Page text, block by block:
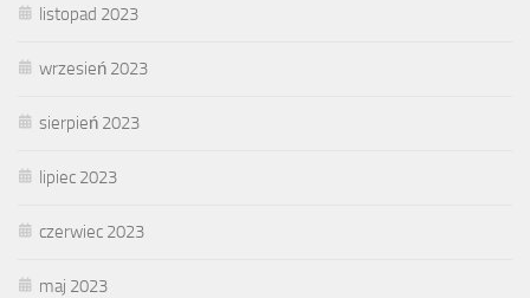
listopad 2023
wrzesień 2023
sierpień 2023
lipiec 2023
czerwiec 2023
maj 2023